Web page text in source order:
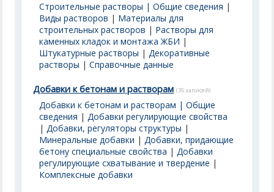
Строительные растворы | Общие сведения |
Виды растворов | Материалы для
строительных растворов | Растворы для
каменных кладок и монтажа ЖБИ |
Штукатурные растворы |Декоративные
растворы |Справочные данные
Добавки к бетонам и растворам (35 записей)
Добавки к бетонам и растворам | Общие
сведения |Добавки регулирующие свойства
|Добавки, регуляторы структуры |
Минеральные добавки |Добавки, придающие
бетону специальные свойства |Добавки
регулирующие схватывание и твердение |
Комплексные добавки